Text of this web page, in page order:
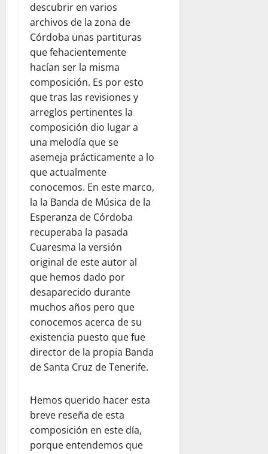
descubrir en varios
archivos de la zona de
Córdoba unas partituras
que fehacientemente
hacían ser la misma
composición. Es por esto
que tras las revisiones y
arreglos pertinentes la
composición dio lugar a
una melodía que se
asemeja prácticamente a lo
que actualmente
conocemos. En este marco,
la la Banda de Música de la
Esperanza de Córdoba
recuperaba la pasada
Cuaresma la versión
original de este autor al
que hemos dado por
desaparecido durante
muchos años pero que
conocemos acerca de su
existencia puesto que fue
director de la propia Banda
de Santa Cruz de Tenerife.
Hemos querido hacer esta
breve reseña de esta
composición en este día,
porque entendemos que